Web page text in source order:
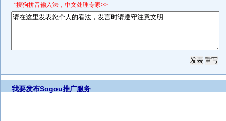
*搜狗拼音输入法，中文处理专家>>
我要发布Sogou推广服务